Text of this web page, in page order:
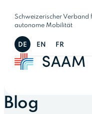
Schweizerischer Verband
autonome Mobilität
DE EN FR
Blog